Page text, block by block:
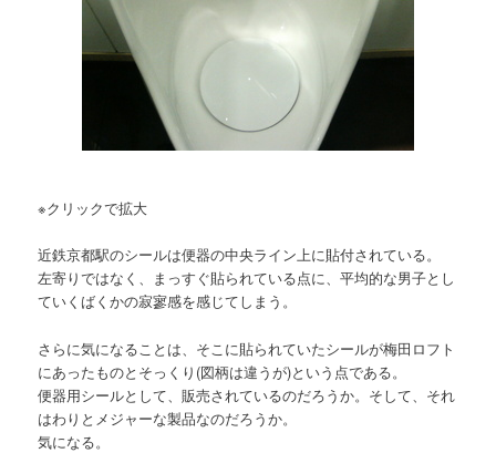
※クリックで拡大
近鉄京都駅のシールは便器の中央ライン上に貼付されている。
左寄りではなく、まっすぐ貼られている点に、平均的な男子とし
ていくばくかの寂寥感を感じてしまう。
さらに気になることは、そこに貼られていたシールが梅田ロフト
にあったものとそっくり(図柄は違うが)という点である。
便器用シールとして、販売されているのだろうか。そして、それ
はわりとメジャーな製品なのだろうか。
気になる。